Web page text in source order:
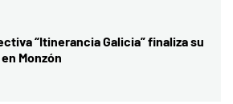
“Itinerancia Galicia” finaliza su
Monzón